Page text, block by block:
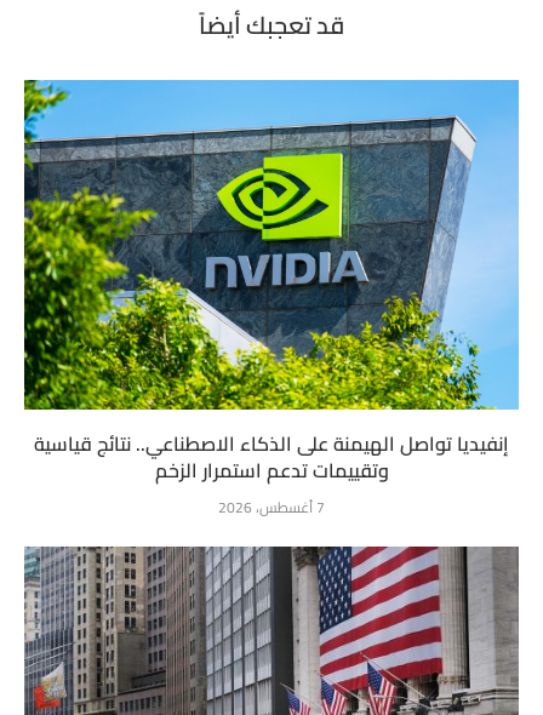
قد تعجبك أيضاً
إنفيديا تواصل الهيمنة على الذكاء الاصطناعي.. نتائج قياسية
وتقييمات تدعم استمرار الزخم
7 أغسطس، 2026